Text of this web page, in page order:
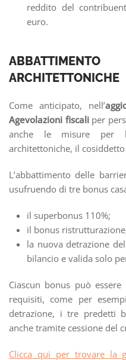
reddito del
euro.
ARCHITETTONICHE
Come anticipato, nell’
Agevolazioni fiscaliper
anche le misure per
architettoniche, il cosiddetto
L’abbattimento delle
usufruendo di tre bonus
il superbonus 110%;
il bonus
la nuova detrazione
bilancio e valida solo
Ciascun bonus può
requisiti, come per
detrazione, i tre predetti
anche tramite cessione del
Clicca qui per trovare la